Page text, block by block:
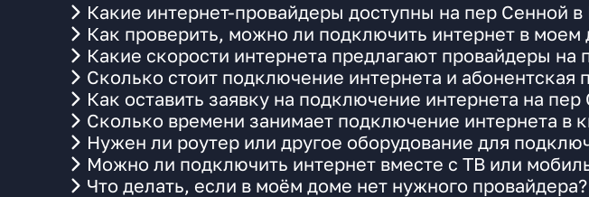
Какие интернет-провайдеры доступны на пер Сенной в
Как проверить, можно ли подключить интернет в моем
Какие скорости интернета предлагают провайдеры на
Сколько стоит подключение интернета и абонентская
Как оставить заявку на подключение интернета на пер
Сколько времени занимает подключение интернета в
Нужен ли роутер или другое оборудование для
Можно ли подключить интернет вместе с ТВ или
Что делать, если в моём доме нет нужного провайдера?